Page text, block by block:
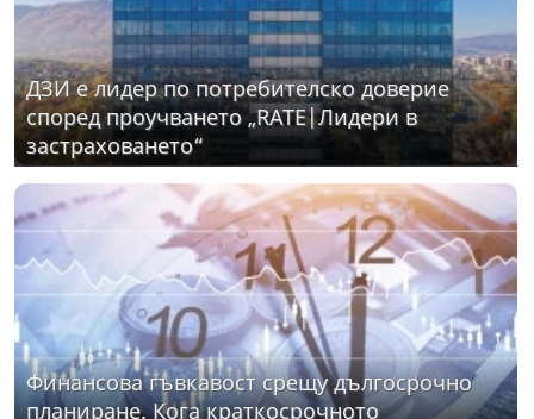
ДЗИ е лидер по потребителско доверие
според проучването „RATE|Лидери в
застраховането“
Финансова гъвкавост срещу дългосрочно
планиране. Кога краткосрочното